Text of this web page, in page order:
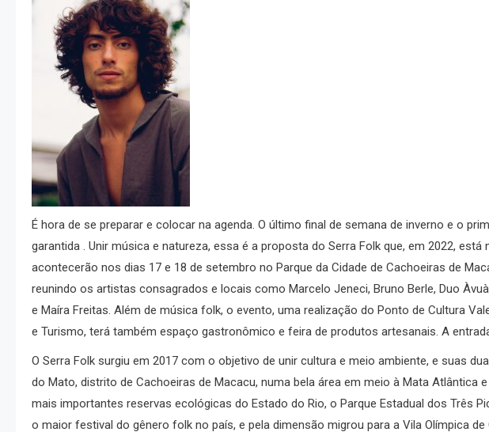
É hora de se preparar e colocar na agenda. O último final de semana de inverno e o
garantida . Unir música e natureza, essa é a proposta do Serra Folk que, em 2022,
acontecerão nos dias 17 e 18 de setembro no Parque da Cidade de Cachoeiras de
reunindo os artistas consagrados e locais como Marcelo Jeneci, Bruno Berle, Duo
e Maíra Freitas. Além de música folk, o evento, uma realização do Ponto de Cultura
e Turismo, terá também espaço gastronômico e feira de produtos artesanais. A
O Serra Folk surgiu em 2017 com o objetivo de unir cultura e meio ambiente, e suas
do Mato, distrito de Cachoeiras de Macacu, numa bela área em meio à Mata Atlântica
mais importantes reservas ecológicas do Estado do Rio, o Parque Estadual dos Três
o maior festival do gênero folk no país, e pela dimensão migrou para a Vila Olímpica de